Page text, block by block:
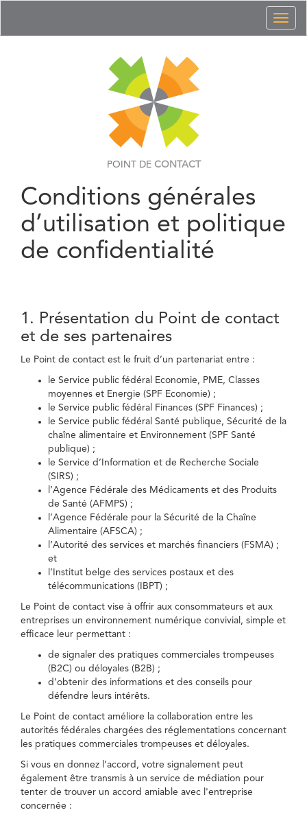
POINT DE CONTACT
Conditions générales
d’utilisation et politique
de confidentialité
1. Présentation du Point de contact
et de ses partenaires
Le Point de contact est le fruit d’un partenariat entre :
le Service public fédéral Economie, PME, Classes
moyennes et Energie (SPF Economie) ;
le Service public fédéral Finances (SPF Finances) ;
le Service public fédéral Santé publique, Sécurité de la
chaîne alimentaire et Environnement (SPF Santé
publique) ;
le Service d’Information et de Recherche Sociale
(SIRS) ;
l’Agence Fédérale des Médicaments et des Produits
de Santé (AFMPS) ;
l’Agence Fédérale pour la Sécurité de la Chaîne
Alimentaire (AFSCA) ;
l’Autorité des services et marchés financiers (FSMA) ;
et
l’Institut belge des services postaux et des
télécommunications (IBPT) ;
Le Point de contact vise à offrir aux consommateurs et aux
entreprises un environnement numérique convivial, simple et
efficace leur permettant :
de signaler des pratiques commerciales trompeuses
(B2C) ou déloyales (B2B) ;
d’obtenir des informations et des conseils pour
défendre leurs intérêts.
Le Point de contact améliore la collaboration entre les
autorités fédérales chargées des réglementations concernant
les pratiques commerciales trompeuses et déloyales.
Si vous en donnez l’accord, votre signalement peut
également être transmis à un service de médiation pour
tenter de trouver un accord amiable avec l'entreprise
concernée :